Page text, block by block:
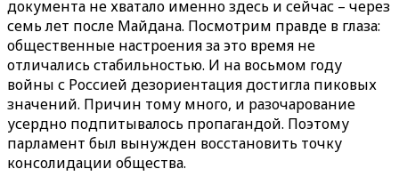
документа не хватало именно здесь и сейчас – через
семь лет после Майдана. Посмотрим правде в глаза:
общественные настроения за это время не
отличались стабильностью. И на восьмом году
войны с Россией дезориентация достигла пиковых
значений. Причин тому много, и разочарование
усердно подпитывалось пропагандой. Поэтому
парламент был вынужден восстановить точку
консолидации общества.